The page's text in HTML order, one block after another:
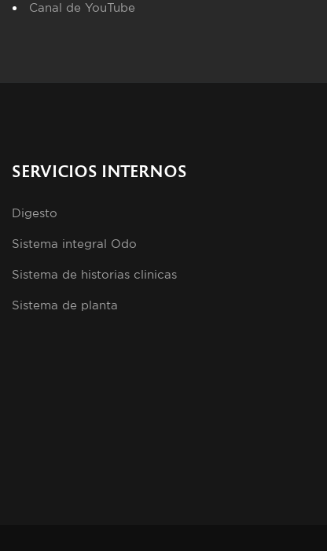
Canal de YouTube
SERVICIOS INTERNOS
Digesto
Sistema integral Odo
Sistema de historias clinicas
Sistema de planta